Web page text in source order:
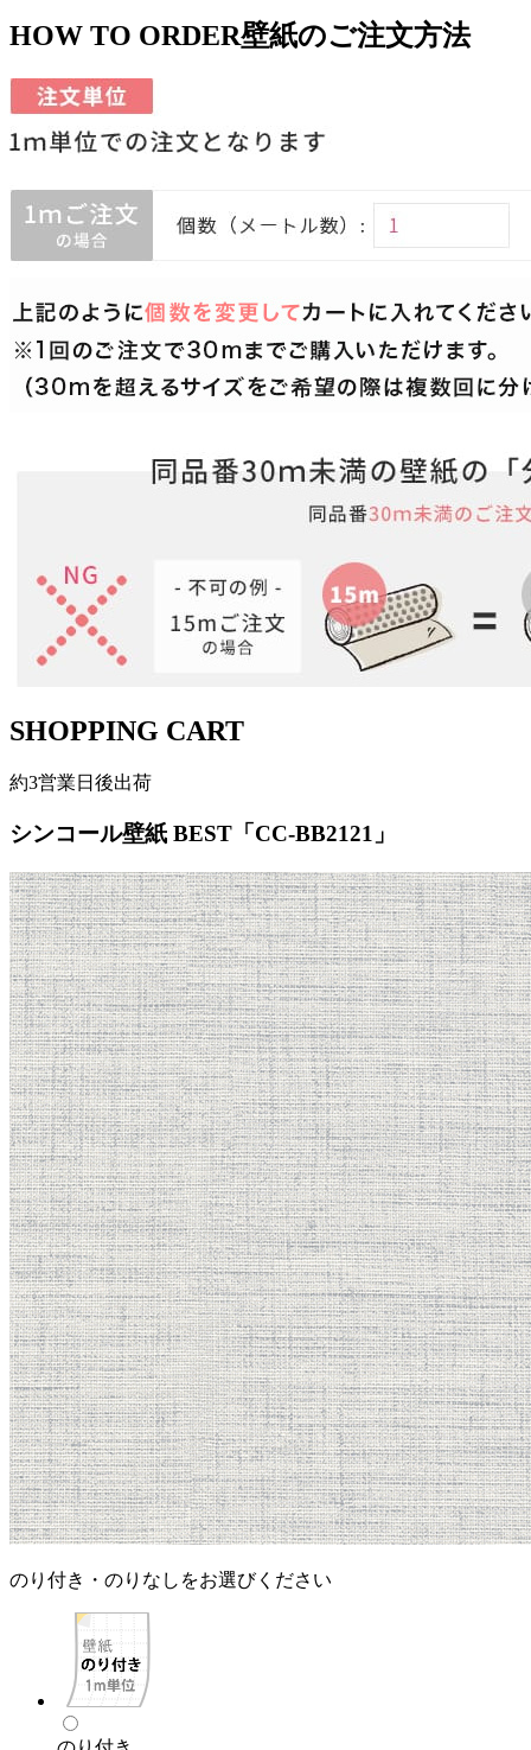
HOW TO ORDER壁紙のご注文方法
SHOPPING CART
約3営業日後出荷
シンコール壁紙 BEST「CC-BB2121」
のり付き・のりなしをお選びください